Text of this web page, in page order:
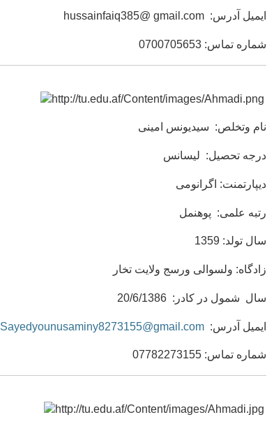
ایمیل آدرس: hussainfaiq385@ gmail.com
شماره تماس: 0700705653
نام وتخلص: سیدیونس امینی
درجه تحصیل: لیسانس
دیپارتمنت: اگرانومی
رتبه علمی: پوهنمل
سال تولد: 1359
زادگاه: ولسوالی ورسج ولایت تخار
سال شمول در کادر: 20/6/1386
ایمیل آدرس: Sayedyounusaminy8273155@gmail.com
شماره تماس: 07782273155